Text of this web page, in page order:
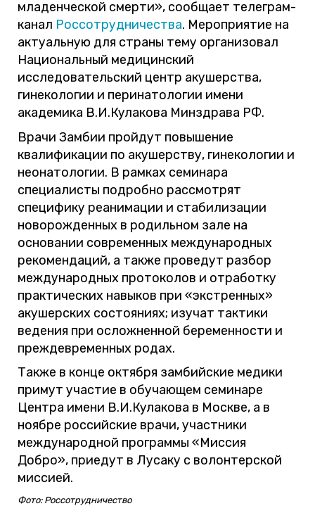
младенческой смерти», сообщает телеграм-
канал Россотрудничества. Мероприятие на
актуальную для страны тему организовал
Национальный медицинский
исследовательский центр акушерства,
гинекологии и перинатологии имени
академика В.И.Кулакова Минздрава РФ.
Врачи Замбии пройдут повышение
квалификации по акушерству, гинекологии и
неонатологии. В рамках семинара
специалисты подробно рассмотрят
специфику реанимации и стабилизации
новорожденных в родильном зале на
основании современных международных
рекомендаций, а также проведут разбор
международных протоколов и отработку
практических навыков при «экстренных»
акушерских состояниях; изучат тактики
ведения при осложненной беременности и
преждевременных родах.
Также в конце октября замбийские медики
примут участие в обучающем семинаре
Центра имени В.И.Кулакова в Москве, а в
ноябре российские врачи, участники
международной программы «Миссия
Добро», приедут в Лусаку с волонтерской
миссией.
Фото: Россотрудничество